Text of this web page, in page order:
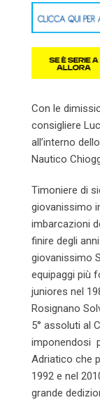
Con le
consigliere
all’interno
Nautico
Timoniere di
giovanissimo
imbarcazioni
finire degli
giovanissimo
equipaggi più
juniores nel
Rosignano
5° assoluti al
imponendosi
Adriatico che
1992 e nel
grande